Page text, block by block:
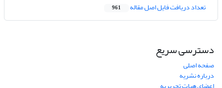
تعداد دریافت فایل اصل مقاله 961
دسترسی سریع
صفحه اصلی
درباره نشریه